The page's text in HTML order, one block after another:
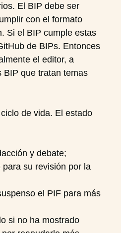
El BIP debe ser
con el formato
Si el BIP cumple estas
de BIPs. Entonces
el editor, a
BIP que tratan temas
de vida. El estado
y debate;
su revisión por la
el PIF para más
si no ha mostrado